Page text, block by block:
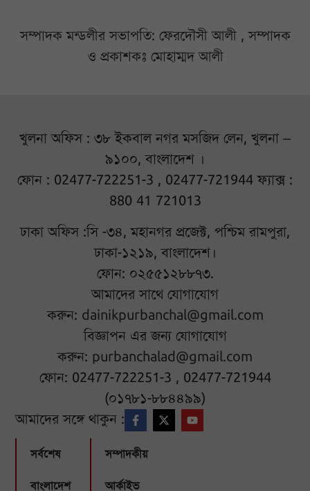
সম্পাদক মন্ডলীর সভাপতি: ফেরদৌসী আলী , সম্পাদক
ও প্রকাশকঃ মোহাম্মদ আলী
খুলনা অফিস : ৩৮ ইকবাল নগর মসজিদ লেন, খুলনা –
৯১০০, বাংলাদেশ ।
ফোন : 02477-722251-3 , 02477-721944 ফ্যাক্স :
880 41 721013
ঢাকা অফিস :সি -৩৪, মহানগর প্রজেক্ট, পশ্চিম রামপুরা,
ঢাকা-১২১৯, বাংলাদেশ।
ফোন: ০২৫৫১২৮৮৭৩.
আমাদের সাথে যোগাযোগ
করুন: dainikpurbanchal@gmail.com
বিজ্ঞাপন এর জন্য যোগাযোগ
করুন: purbanchalad@gmail.com
ফোন: 02477-722251-3 , 02477-721944
(০১৭৮১-৮৮৪৪৯৯)
আমাদের সঙ্গে থাকুন :
সর্বশেষ
বাংলাদেশ
সম্পাদকীয়
আর্কাইভ